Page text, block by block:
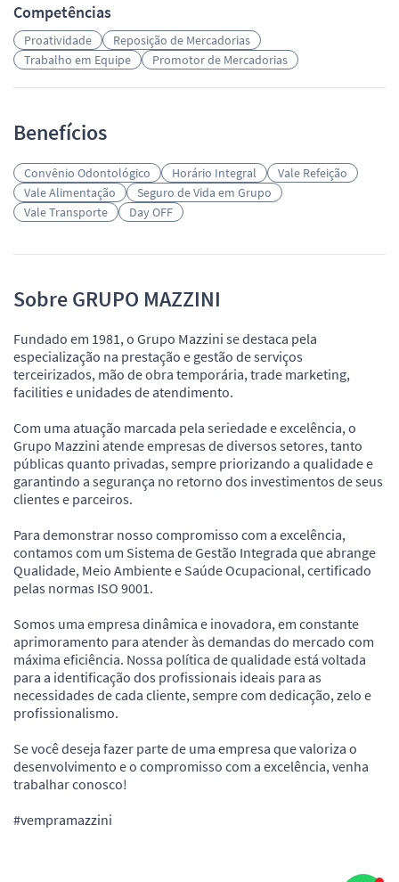
Competências
Proatividade
Reposição de Mercadorias
Trabalho em Equipe
Promotor de Mercadorias
Benefícios
Convênio Odontológico Horário Integral
Vale Refeição
Vale Alimentação
Seguro de Vida em Grupo
Vale Transporte
Day OFF
Sobre GRUPO MAZZINI
Fundado em 1981, o Grupo Mazzini se destaca pela
especialização na prestação e gestão de serviços
terceirizados, mão de obra temporária, trade marketing,
facilities e unidades de atendimento.
Com uma atuação marcada pela seriedade e excelência, o
Grupo Mazzini atende empresas de diversos setores, tanto
públicas quanto privadas, sempre priorizando a qualidade e
garantindo a segurança no retorno dos investimentos de seus
clientes e parceiros.
Para demonstrar nosso compromisso com a excelência,
contamos com um Sistema de Gestão Integrada que abrange
Qualidade, Meio Ambiente e Saúde Ocupacional, certificado
pelas normas ISO 9001.
Somos uma empresa dinâmica e inovadora, em constante
aprimoramento para atender às demandas do mercado com
máxima eficiência. Nossa política de qualidade está voltada
para a identificação dos profissionais ideais para as
necessidades de cada cliente, sempre com dedicação, zelo e
profissionalismo.
Se você deseja fazer parte de uma empresa que valoriza o
desenvolvimento e o compromisso com a excelência, venha
trabalhar conosco!
#vempramazzini